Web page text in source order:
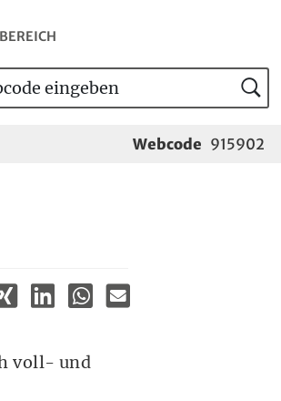
eingeben
Webcode 915902
voll- und